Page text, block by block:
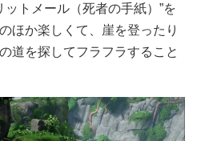
ットメール（死者の手紙）”を
ほか楽しくて、崖を登ったり
道を探してフラフラすること